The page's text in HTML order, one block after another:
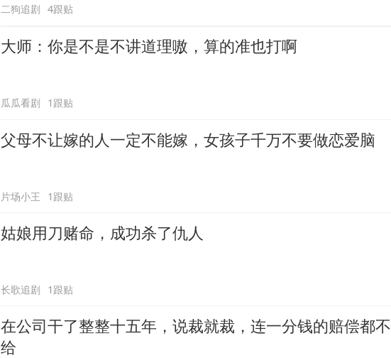
二狗追剧 4跟贴
大师：你是不是不讲道理嗷，算的准也打啊
瓜瓜看剧 1跟贴
父母不让嫁的人一定不能嫁，女孩子千万不要做恋爱脑
片场小王 1跟贴
姑娘用刀赌命，成功杀了仇人
长歌追剧 1跟贴
在公司干了整整十五年，说裁就裁，连一分钱的赔偿都不
给